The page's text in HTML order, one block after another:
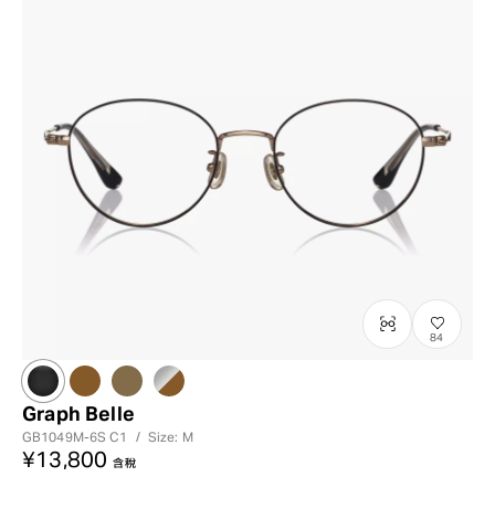
84
Graph Belle
GB1049M-6SC1 / Size: M
¥13,800 含稅